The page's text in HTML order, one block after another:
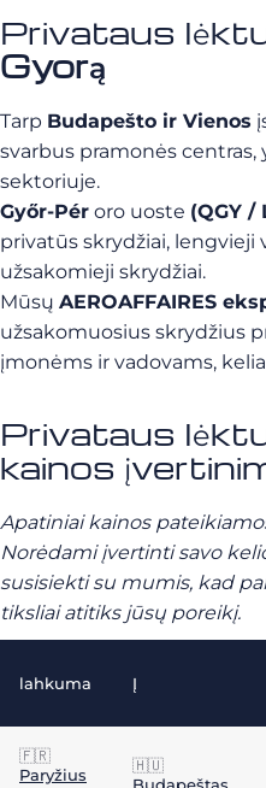
Privataus
Gyorą
Tarp Budapešto ir Vienos
svarbus pramonės
sektoriuje.
Győr-Pér oro uoste (QGY /
privatūs skrydžiai, lengvieji
užsakomieji skrydžiai.
Mūsų AEROAFFAIRES
užsakomuosius skrydžius
įmonėms ir vadovams,
Privataus
kainos
Apatiniai kainos
Norėdami įvertinti savo
susisiekti su mumis, kad
tiksliai atitiks jūsų poreikį.
lahkuma Į
🇫🇷
Paryžius
🇭🇺